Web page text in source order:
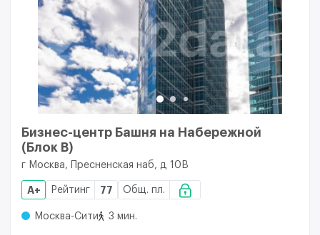
Бизнес-центр Башня на Набережной
(Блок B)
г Москва, Пресненская наб, д 10В
A+ Рейтинг 77 Общ. пл.
Москва-Сити 3 мин.